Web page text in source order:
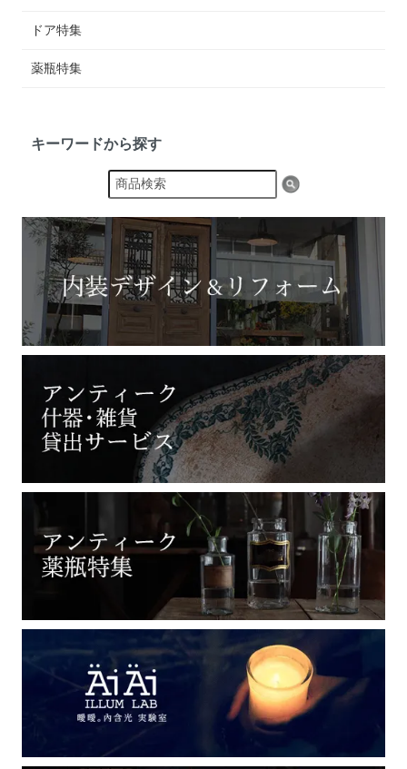
ドア特集
薬瓶特集
キーワードから探す